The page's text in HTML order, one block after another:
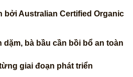
Australian Certified Organic
dặm, bà bầu cần bồi bổ an toàn
giai đoạn phát triển